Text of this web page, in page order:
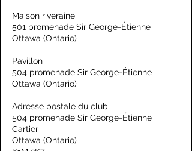
Maison riveraine
501 promenade Sir George-Étienne
Ottawa (Ontario)
Pavillon
504 promenade Sir George-Étienne
Ottawa (Ontario)
Adresse postale du club
504 promenade Sir George-Étienne
Cartier
Ottawa (Ontario)